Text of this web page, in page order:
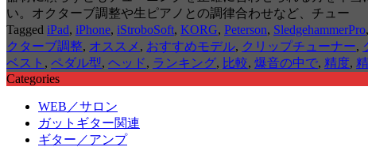
い。オクターブ調整や生ピアノとの調律合わせなど、チュー
Tagged iPad, iPhone, iStroboSoft, KORG, Peterson, SledgehammerPro,
クターブ調整, オススメ , おすすめモデル, クリップチューナー,
ベスト , ペダル型, ヘッド, ランキング, 比較, 爆音の中で, 精度,
Categories
WEB／サロン
ガットギター関連
ギター／アンプ